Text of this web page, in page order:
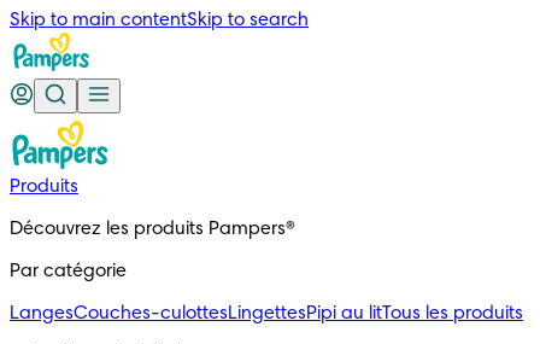
Skip to main contentSkip to search
Produits
Découvrez les produits Pampers®
Par catégorie
LangesCouches-culottesLingettesPipi au litTous les produits